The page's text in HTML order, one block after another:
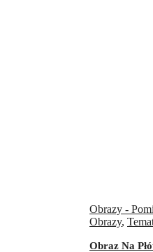
Obrazy -
Obrazy,
Obraz Na